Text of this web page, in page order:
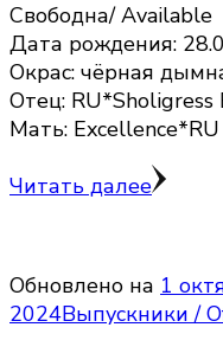
Свободна/ Available
Дата рождения:
Окрас: чёрная
Отец:
Мать:
Читать далее
Обновлено на 1
2024Выпускники /